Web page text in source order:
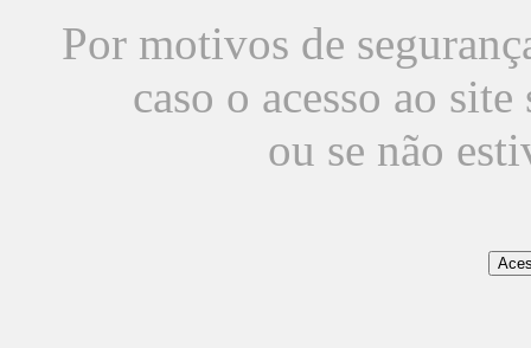
Por motivos de
caso o acesso ao
ou se não